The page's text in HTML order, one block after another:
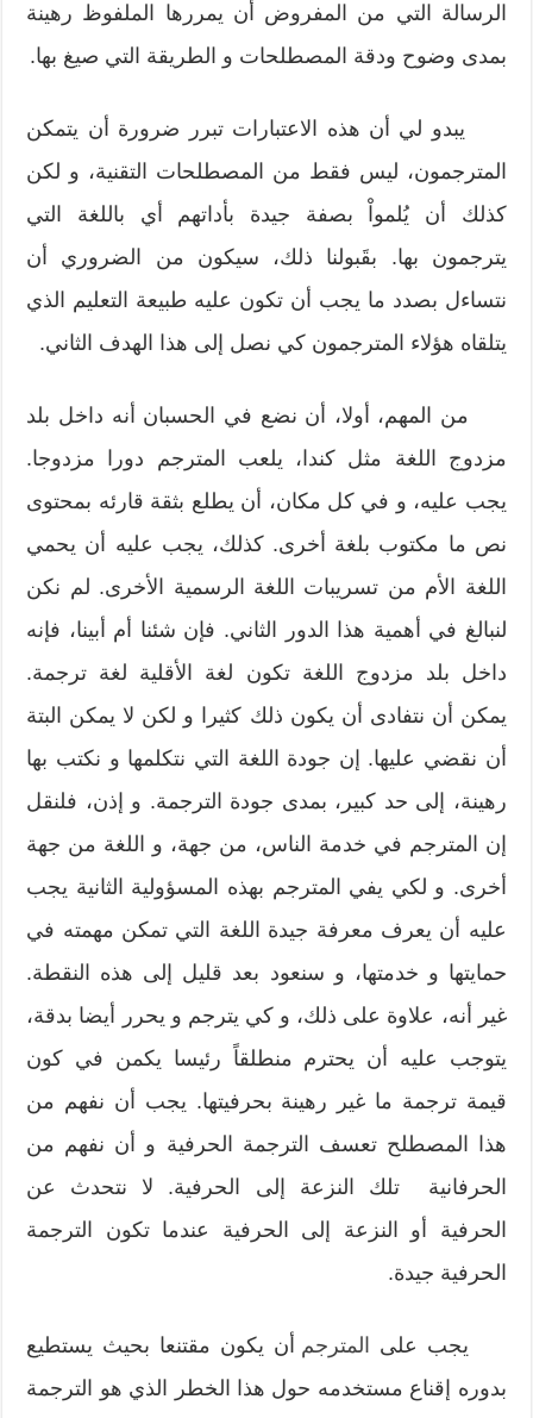
الرسالة التي من المفروض أن يمررها الملفوظ رهينة
بمدى وضوح ودقة المصطلحات و الطريقة التي صيغ بها.
يبدو لي أن هذه الاعتبارات تبرر ضرورة أن يتمكن
المترجمون، ليس فقط من المصطلحات التقنية، و لكن
كذلك أن يُلمواْ بصفة جيدة بأداتهم أي باللغة التي
يترجمون بها. بقَبولنا ذلك، سيكون من الضروري أن
نتساءل بصدد ما يجب أن تكون عليه طبيعة التعليم الذي
يتلقاه هؤلاء المترجمون كي نصل إلى هذا الهدف الثاني.
من المهم، أولا، أن نضع في الحسبان أنه داخل بلد
مزدوج اللغة مثل كندا، يلعب المترجم دورا مزدوجا.
يجب عليه، و في كل مكان، أن يطلع بثقة قارئه بمحتوى
نص ما مكتوب بلغة أخرى. كذلك، يجب عليه أن يحمي
اللغة الأم من تسريبات اللغة الرسمية الأخرى. لم نكن
لنبالغ في أهمية هذا الدور الثاني. فإن شئنا أم أبينا، فإنه
داخل بلد مزدوج اللغة تكون لغة الأقلية لغة ترجمة.
يمكن أن نتفادى أن يكون ذلك كثيرا و لكن لا يمكن البتة
أن نقضي عليها. إن جودة اللغة التي نتكلمها و نكتب بها
رهينة، إلى حد كبير، بمدى جودة الترجمة. و إذن، فلنقل
إن المترجم في خدمة الناس، من جهة، و اللغة من جهة
أخرى. و لكي يفي المترجم بهذه المسؤولية الثانية يجب
عليه أن يعرف معرفة جيدة اللغة التي تمكن مهمته في
حمايتها و خدمتها، و سنعود بعد قليل إلى هذه النقطة.
غير أنه، علاوة على ذلك، و كي يترجم و يحرر أيضا بدقة،
يتوجب عليه أن يحترم منطلقاً رئيسا يكمن في كون
قيمة ترجمة ما غير رهينة بحرفيتها. يجب أن نفهم من
هذا المصطلح تعسف الترجمة الحرفية و أن نفهم من
الحرفانية تلك النزعة إلى الحرفية. لا نتحدث عن
الحرفية أو النزعة إلى الحرفية عندما تكون الترجمة
الحرفية جيدة.
يجب على المترجم أن يكون مقتنعا بحيث يستطيع
بدوره إقناع مستخدمه حول هذا الخطر الذي هو الترجمة